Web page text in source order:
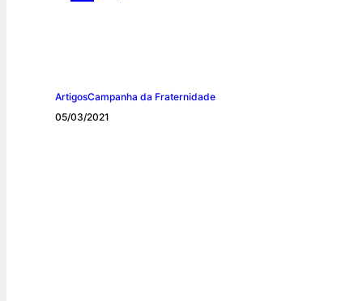
ArtigosCampanha da Fraternidade
05/03/2021